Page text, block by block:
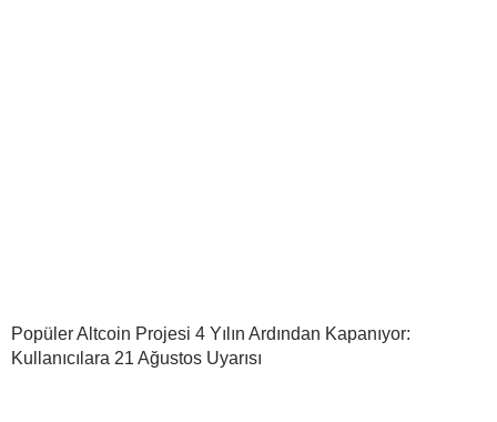
Popüler Altcoin Projesi 4 Yılın Ardından Kapanıyor:
Kullanıcılara 21 Ağustos Uyarısı